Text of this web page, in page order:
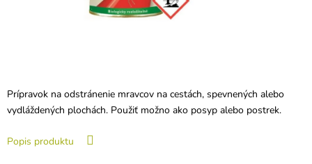
Prípravok na odstránenie mravcov na cestách, spevnených alebo
vydláždených plochách. Použiť možno ako posyp alebo postrek.
Popis produktu